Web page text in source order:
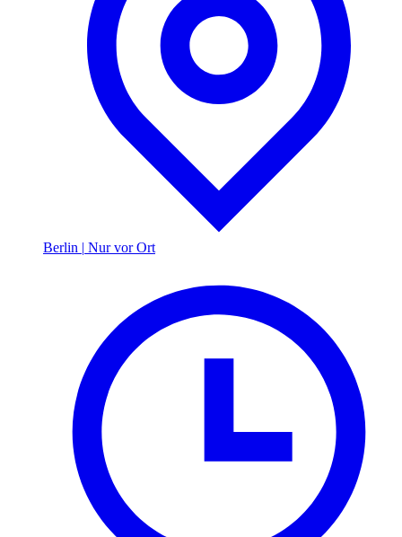
Berlin | Nur vor Ort